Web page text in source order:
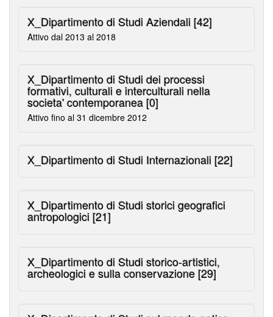
X_Dipartimento di Studi Aziendali [42]
Attivo dal 2013 al 2018
X_Dipartimento di Studi dei processi
formativi, culturali e interculturali nella
societa' contemporanea[0]
Attivo fino al 31 dicembre 2012
X_Dipartimento di Studi Internazionali [22]
X_Dipartimento di Studi storici geografici
antropologici [21]
X_Dipartimento di Studi storico-artistici,
archeologici e sulla conservazione[29]